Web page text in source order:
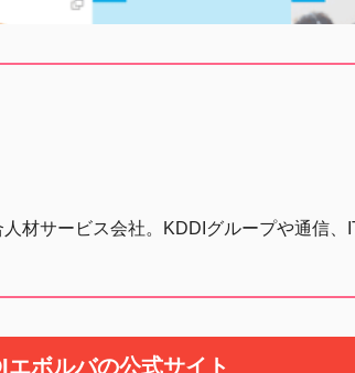
材サービス会社。KDDIグループや通信、
エボルバの公式サイト